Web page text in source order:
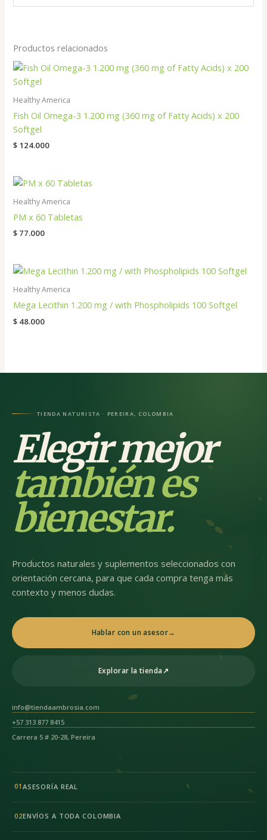
Productos relacionados
Healthy America
Fish Oil Omega-3 1.200 mg (360 mg of Fatty Acids) x 200
Softgel
$ 124.000
Healthy America
PM x 60 Tabletas
$ 77.000
Healthy America
Mega Lecithin 1.200 mg / with Phospholipids 100 Softgel
$ 48.000
TIENDA NATURISTA · PEREIRA, COLOMBIA
Elegir mejor
también es
bienestar.
Productos naturales y suplementos seleccionados con
orientación cercana, para que cada compra tenga más
contexto y menos dudas.
Hablar con un asesor→
Explorar la tienda↗
info@tiendaambrosia.com
+57 313 877 8415
Carrera 5 # 20-28, Pereira
01 ASESORÍA REAL
02ENVÍOS A TODA COLOMBIA